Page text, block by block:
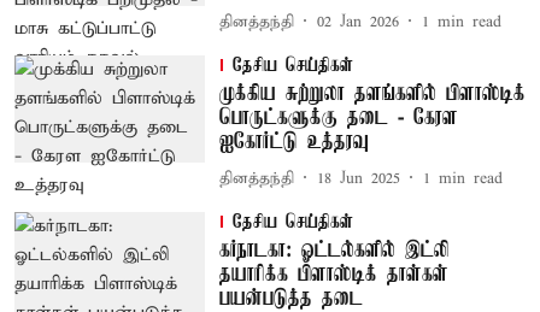
தினத்தந்தி 02 Jan 2026 1 min read
தேசிய செய்திகள்
முக்கிய சுற்றுலா தளங்களில் பிளாஸ்டிக்
பொருட்களுக்கு தடை - கேரள
ஐகோர்ட்டு உத்தரவு
தினத்தந்தி 18 Jun 2025 1 min read
தேசிய செய்திகள்
கர்நாடகா: ஓட்டல்களில் இட்லி
தயாரிக்க பிளாஸ்டிக் தாள்கள்
பயன்படுத்த தடை